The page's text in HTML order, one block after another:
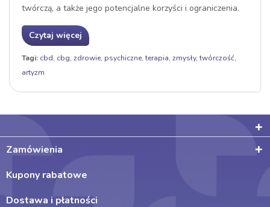
twórczą, a także jego potencjalne korzyści i ograniczenia.
Czytaj więcej
Tagi: cbd, cbg, zdrowie, psychiczne, terapia, zmysły, twórczość,
artyzm
Zamówienia
Kupony rabatowe
Dostawa i płatności